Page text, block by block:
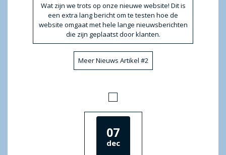
Wat zijn we trots op onze nieuwe website! Dit is
een extra lang bericht om te testen hoe de
website omgaat met hele lange nieuwsberichten
die zijn geplaatst door klanten.
Meer Nieuws Artikel #2
07
dec